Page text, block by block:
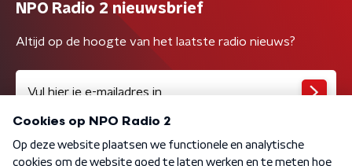
NPO Radio 2 nieuwsbrief
Altijd op de hoogte van het laatste radio nieuws?